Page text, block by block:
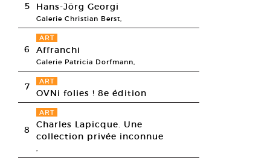
5 Hans-Jörg Georgi
Galerie Christian Berst,
6
ART
Affranchi
Galerie Patricia Dorfmann,
7 ART
OVNi folies ! 8e édition
8
ART
Charles Lapicque. Une
collection privée inconnue
,